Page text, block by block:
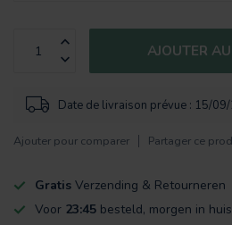
AJOUTER
Date de livraison prévue : 15/
Ajouter pour comparer Partager ce
Gratis Verzending & Retourneren
Voor 23:45 besteld, morgen in